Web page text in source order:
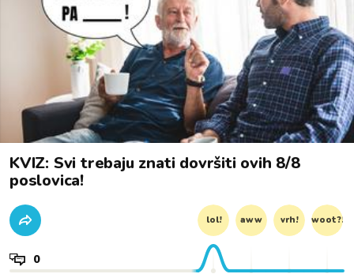
KVIZ: Svi trebaju znati dovršiti ovih 8/8
poslovica!
lol! aww vrh! woot?!
0